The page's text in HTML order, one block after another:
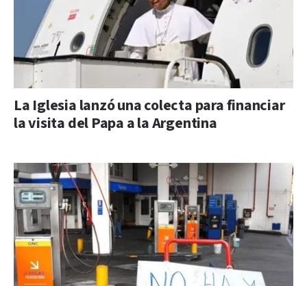
La Iglesia lanzó una colecta para financiar
la visita del Papa a la Argentina